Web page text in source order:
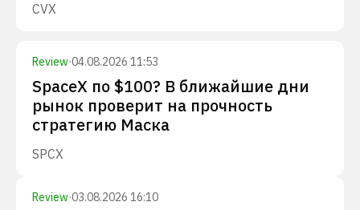
CVX
Review·04.08.2026 11:53
SpaceX по $100? В ближайшие дни
рынок проверит на прочность
стратегию Маска
SPCX
Review·03.08.2026 16:10